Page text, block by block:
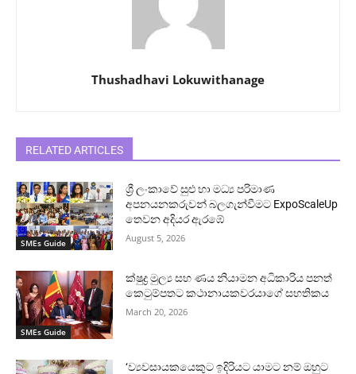
Thushadhavi Lokuwithanage
RELATED ARTICLES
SMEs Guide
ශ්‍රී ලංකාවේ සුළු හා මධ්‍ය පරිමාණ
අපනයනකරුවන් බලගැන්වීමට ExpoScaleUp
තෙවන අදියර ඇරඹේ
August 5, 2026
SMEs Guide
ක්ෂුද්‍ර මුල්‍ය සහ ණය නියාමන අධිකාරිය පනත්
කෙටුම්පතට කථානායකවරයාගේ සහතිකය
March 20, 2026
‘ව්‍යවසායකයෙකුට ඉදිරියට යාමට නම් ඔහුට